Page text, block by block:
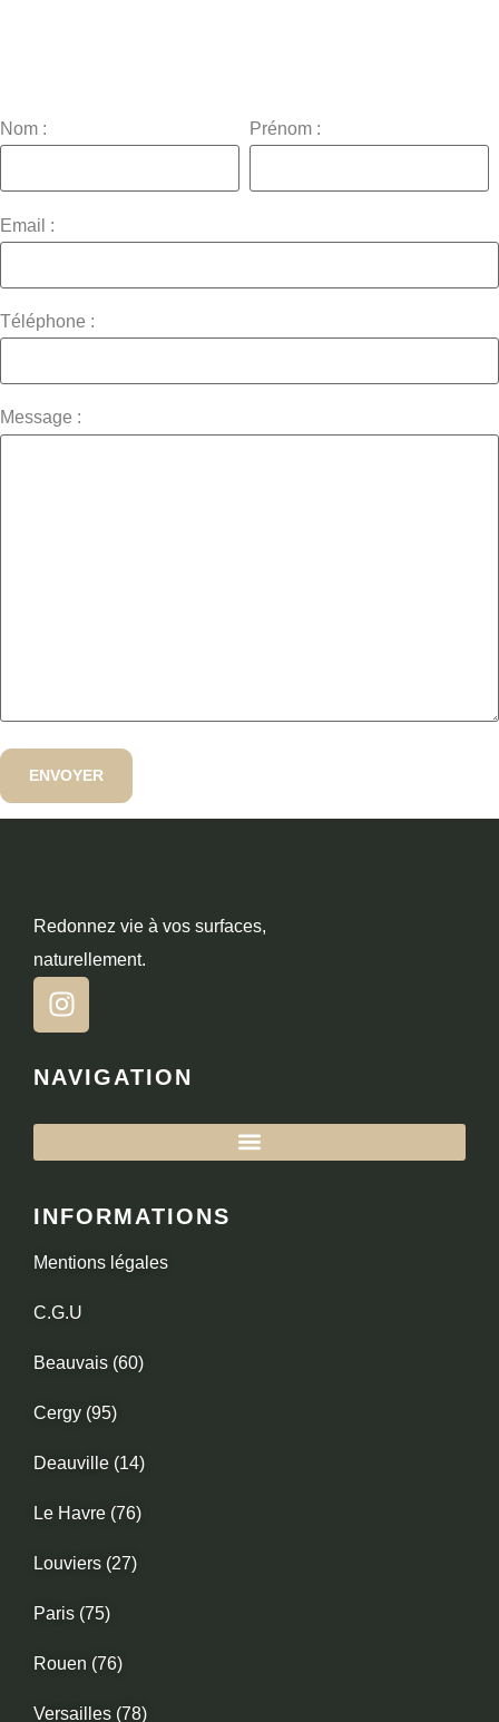
Nom : Prénom :
Email :
Téléphone :
Message :
Redonnez vie à vos surfaces,
naturellement.
NAVIGATION
INFORMATIONS
Mentions légales
C.G.U
Beauvais (60)
Cergy (95)
Deauville (14)
Le Havre (76)
Louviers (27)
Paris (75)
Rouen (76)
Versailles (78)